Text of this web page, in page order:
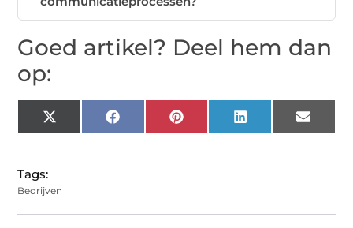
Goed artikel? Deel hem dan
op:
X
(Twitter)
Facebook Pinterest LinkedIn Email
Tags:
Bedrijven